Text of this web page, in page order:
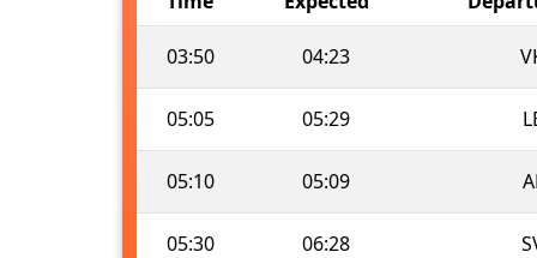
03:50 04:23
05:05 05:29
05:10 05:09
05:30 06:28